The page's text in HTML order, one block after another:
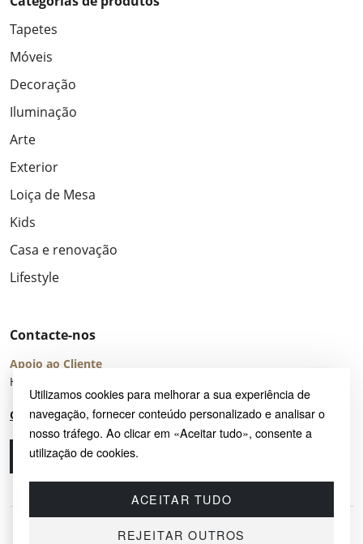
Utilizamos cookies para melhorar a sua experiência de
navegação, fornecer conteúdo personalizado e analisar o
nosso tráfego. Ao clicar em «Aceitar tudo», consente a
utilização de cookies.
ACEITAR TUDO
REJEITAR OUTROS
Tapetes
Móveis
Decoração
Iluminação
Arte
Exterior
Loiça de Mesa
Kids
Casa e renovação
Lifestyle
Contacte-nos
Apoio ao Cliente
Horário de Atendimento: seg – sex 8:00 – 16:00 (UTC+2)
Centro de Ajuda
Ligue-nos